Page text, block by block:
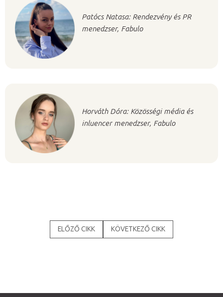
Patócs Natasa: Rendezvény és PR
menedzser, Fabulo
Horváth Dóra: Közösségi média és
inluencer menedzser, Fabulo
ELŐZŐ CIKK KÖVETKEZŐ CIKK